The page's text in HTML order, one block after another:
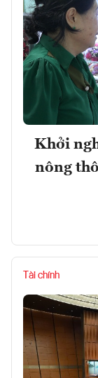
Khởi
nông
Tài chính